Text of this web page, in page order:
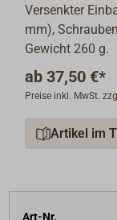
Versenkter
mm),
Gewicht 260 g.
ab 37,50 €*
Preise inkl. MwSt.
Artikel im
Art-Nr.